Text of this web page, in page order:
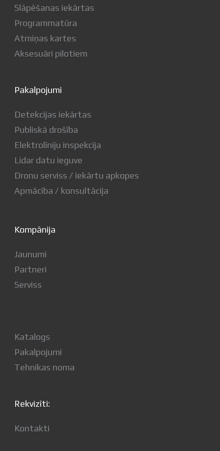
Slāpēšanas iekārtas
Programmatūra
Atmiņas kartes
Aksesuāri pilotiem
Pakalpojumi
Detekcijas iekārtas
Publiskā drošība
Elektrolīniju inspekcija
Lidar datu ieguve
Dronu serviss / iekārtu apkopes
Apmācība / konsultācija
Kompānija
Jaunumi
Partneri
Serviss
Katalogs
Pakalpojumi
Tehnikas noma
Rekvizīti:
Kontakti